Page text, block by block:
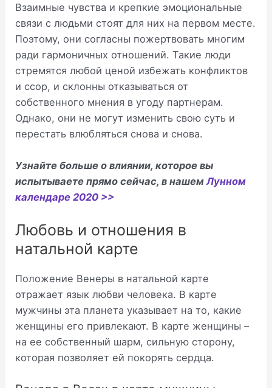
Взаимные чувства и крепкие эмоциональные
связи с людьми стоят для них на первом месте.
Поэтому, они согласны пожертвовать многим
ради гармоничных отношений. Такие люди
стремятся любой ценой избежать конфликтов
и ссор, и склонны отказываться от
собственного мнения в угоду партнерам.
Однако, они не могут изменить свою суть и
перестать влюбляться снова и снова.
Узнайте больше о влиянии, которое вы
испытываете прямо сейчас, в нашемЛунном
календаре 2020 >>
Любовь и отношения в
натальной карте
Положение Венеры в натальной карте
отражает язык любви человека. В карте
мужчины эта планета указывает на то, какие
женщины его привлекают. В карте женщины –
на ее собственный шарм, сильную сторону,
которая позволяет ей покорять сердца.